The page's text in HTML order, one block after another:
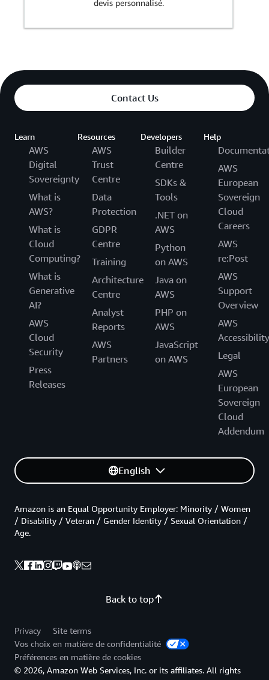
devis personnalisé.
Contact Us
Learn
AWS
Digital
Sovereignty
What is
AWS?
What is
Cloud
Computing?
What is
Generative
AI?
AWS
Cloud
Security
Press
Releases
Resources
AWS
Trust
Centre
Data
Protection
GDPR
Centre
Training
Architecture
Centre
Analyst
Reports
AWS
Partners
Developers
Builder
Centre
SDKs &
Tools
.NET on
AWS
Python
on AWS
Java on
AWS
PHP on
AWS
JavaScript
on AWS
Help
AWS
European
Sovereign
Cloud
Careers
AWS
re:Post
AWS
Support
Overview
AWS
Accessibility
Legal
AWS
European
Sovereign
Cloud
Addendum
English
Back to top
Amazon is an Equal Opportunity Employer: Minority / Women
/ Disability / Veteran / Gender Identity / Sexual Orientation /
Age.
Privacy
Site terms
Vos choix en matière de confidentialité
Préférences en matière de cookies
© 2026, Amazon Web Services, Inc. or its affiliates. All rights